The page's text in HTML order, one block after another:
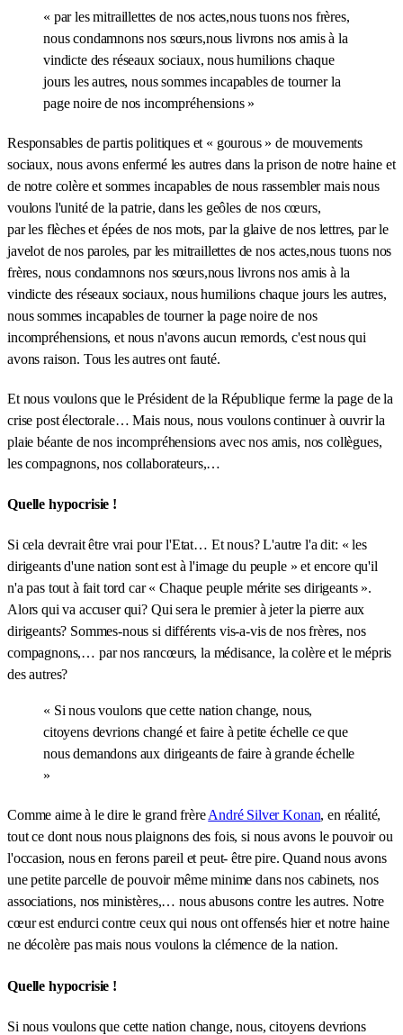
« par les mitraillettes de nos actes,nous tuons nos frères,
nous condamnons nos sœurs,nous livrons nos amis à la
vindicte des réseaux sociaux, nous humilions chaque
jours les autres, nous sommes incapables de tourner la
page noire de nos incompréhensions »
Responsables de partis politiques et « gourous » de mouvements
sociaux, nous avons enfermé les autres dans la prison de notre haine et
de notre colère et sommes incapables de nous rassembler mais nous
voulons l'unité de la patrie, dans les geôles de nos cœurs,
par les flèches et épées de nos mots, par la glaive de nos lettres, par le
javelot de nos paroles, par les mitraillettes de nos actes,nous tuons nos
frères, nous condamnons nos sœurs,nous livrons nos amis à la
vindicte des réseaux sociaux, nous humilions chaque jours les autres,
nous sommes incapables de tourner la page noire de nos
incompréhensions, et nous n'avons aucun remords, c'est nous qui
avons raison. Tous les autres ont fauté.
Et nous voulons que le Président de la République ferme la page de la
crise post électorale… Mais nous, nous voulons continuer à ouvrir la
plaie béante de nos incompréhensions avec nos amis, nos collègues,
les compagnons, nos collaborateurs,…
Quelle hypocrisie !
Si cela devrait être vrai pour l'Etat… Et nous? L'autre l'a dit: « les
dirigeants d'une nation sont est à l'image du peuple » et encore qu'il
n'a pas tout à fait tord car « Chaque peuple mérite ses dirigeants ».
Alors qui va accuser qui? Qui sera le premier à jeter la pierre aux
dirigeants? Sommes-nous si différents vis-a-vis de nos frères, nos
compagnons,… par nos rancœurs, la médisance, la colère et le mépris
des autres?
« Si nous voulons que cette nation change, nous,
citoyens devrions changé et faire à petite échelle ce que
nous demandons aux dirigeants de faire à grande échelle
»
Comme aime à le dire le grand frèreAndré Silver Konan, en réalité,
tout ce dont nous nous plaignons des fois, si nous avons le pouvoir ou
l'occasion, nous en ferons pareil et peut- être pire. Quand nous avons
une petite parcelle de pouvoir même minime dans nos cabinets, nos
associations, nos ministères,… nous abusons contre les autres. Notre
cœur est endurci contre ceux qui nous ont offensés hier et notre haine
ne décolère pas mais nous voulons la clémence de la nation.
Quelle hypocrisie !
Si nous voulons que cette nation change, nous, citoyens devrions